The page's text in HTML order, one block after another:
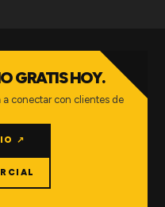
GRATIS HOY.
a conectar con clientes de
↗